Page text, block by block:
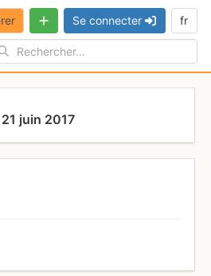
Se connecter fr
juin 2017